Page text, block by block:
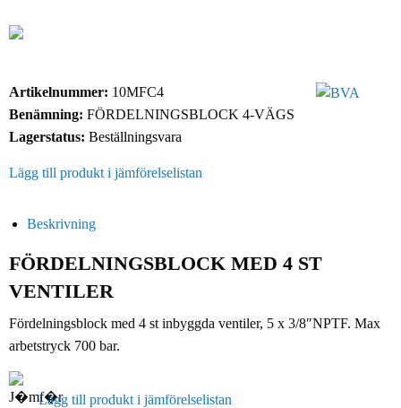
Artikelnummer: 10MFC4
Benämning: FÖRDELNINGSBLOCK 4-VÄGS
Lagerstatus: Beställningsvara
Lägg till produkt i jämförelselistan
Beskrivning
FÖRDELNINGSBLOCK MED 4 ST
VENTILER
Fördelningsblock med 4 st inbyggda ventiler, 5 x 3/8″NPTF. Max
arbetstryck 700 bar.
Lägg till produkt i jämförelselistan